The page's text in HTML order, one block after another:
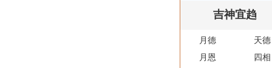
吉神宜趋
月德
天德
月恩
四相